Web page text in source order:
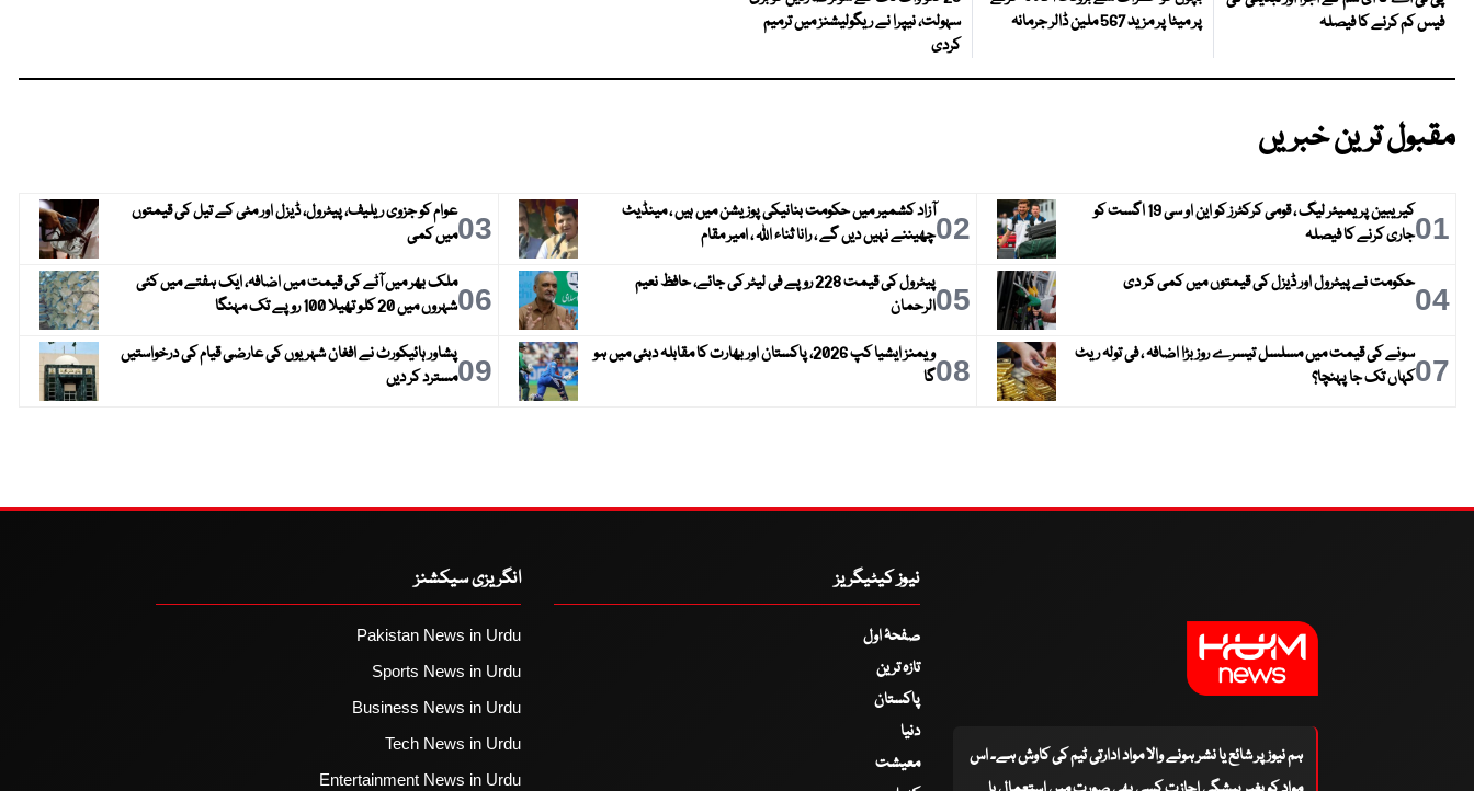
فیس کم کرنے کا فیصلہ
پر میٹا پر مزید 567 ملین ڈالر جرمانہ
سہولت، نیپرا نے ریگولیشنز میں ترمیم
کردی
مقبول ترین خبریں
01
کیریبین پریمیئر لیگ ، قومی کرکٹرز کو این او سی 19 اگست کو
جاری کرنے کا فیصلہ
02آزاد کشمیر میں حکومت بنانیکی پوزیشن میں ہیں ، مینڈیٹ
چھیننے نہیں دیں گے ، رانا ثناء اللہ ، امیر مقام
03عوام کو جزوی ریلیف، پیٹرول، ڈیزل اور مٹی کے تیل کی قیمتوں
میں کمی
04حکومت نے پیٹرول اور ڈیزل کی قیمتوں میں کمی کر دی 05
پیٹرول کی قیمت 228 روپے فی لیٹر کی جائے، حافظ نعیم
الرحمان
06ملک بھر میں آٹے کی قیمت میں اضافہ، ایک ہفتے میں کئی
شہروں میں 20 کلو تھیلا 100 روپے تک مہنگا
07سونے کی قیمت میں مسلسل تیسرے روز بڑا اضافہ ، فی تولہ ریٹ
کہاں تک جا پہنچا؟
08
ویمنز ایشیا کپ 2026، پاکستان اور بھارت کا مقابلہ دبئی میں ہو
گا
09پشاور ہائیکورٹ نے افغان شہریوں کی عارضی قیام کی درخواستیں
مسترد کر دیں
ہم نیوز پر شائع یا نشر ہونے والا مواد ادارتی ٹیم کی کاوش ہے۔ اس
نیوز کیٹیگریز
صفحۂ اول
تازہ ترین
پاکستان
دنیا
معیشت
انگریزی سیکشنز
Pakistan News in Urdu
Sports News in Urdu
Business News in Urdu
Tech News in Urdu
Entertainment News in Urdu